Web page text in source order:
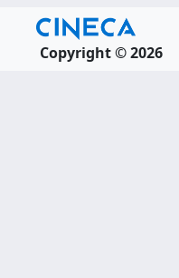
Copyright © 2026